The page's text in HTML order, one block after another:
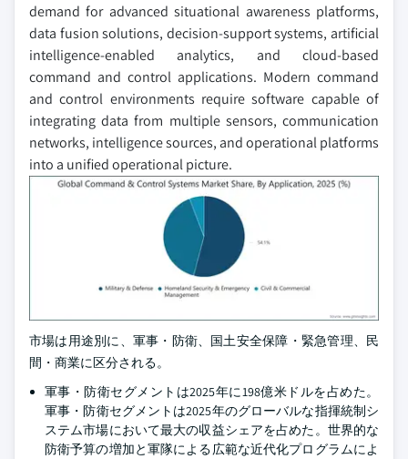
demand for advanced situational awareness platforms,
data fusion solutions, decision-support systems, artificial
intelligence-enabled analytics, and cloud-based
command and control applications. Modern command
and control environments require software capable of
integrating data from multiple sensors, communication
networks, intelligence sources, and operational platforms
into a unified operational picture.
市場は用途別に、軍事・防衛、国土安全保障・緊急管理、民
間・商業に区分される。
軍事・防衛セグメントは2025年に198億米ドルを占めた。
軍事・防衛セグメントは2025年のグローバルな指揮統制シ
ステム市場において最大の収益シェアを占めた。世界的な
防衛予算の増加と軍隊による広範な近代化プログラムによ